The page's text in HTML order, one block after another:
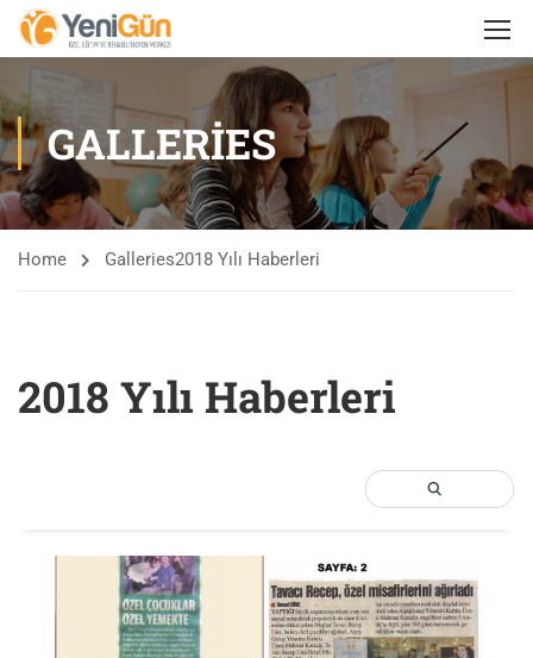
GALLERIES
Home Galleries2018 Yılı Haberleri
2018 Yılı Haberleri